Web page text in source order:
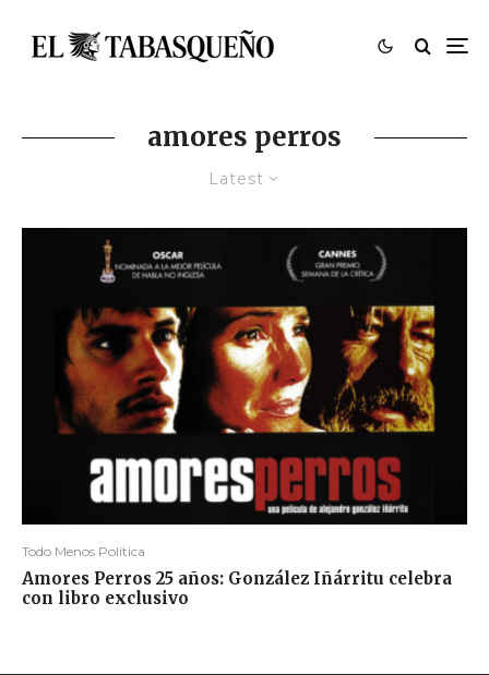
amores perros
Latest
Todo Menos Política
Amores Perros 25 años: González Iñárritu celebra
con libro exclusivo